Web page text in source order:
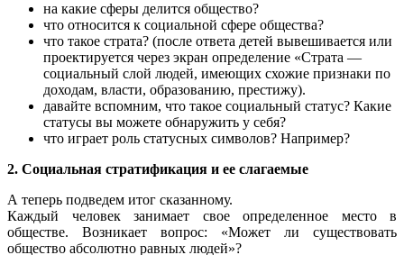
на какие сферы делится общество?
что относится к социальной сфере общества?
что такое страта? (после ответа детей вывешивается или
проектируется через экран определение «Страта —
социальный слой людей, имеющих схожие признаки по
доходам, власти, образованию, престижу).
давайте вспомним, что такое социальный статус? Какие
статусы вы можете обнаружить у себя?
что играет роль статусных символов? Например?
2. Социальная стратификация и ее слагаемые
А теперь подведем итог сказанному.
Каждый человек занимает свое определенное место в
обществе. Возникает вопрос: «Может ли существовать
общество абсолютно равных людей»?